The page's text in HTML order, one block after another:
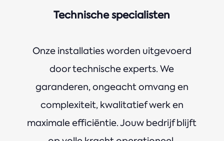
Technische specialisten
Onze installaties worden uitgevoerd
door technische experts. We
garanderen, ongeacht omvang en
complexiteit, kwalitatief werk en
maximale efficiëntie. Jouw bedrijf blijft